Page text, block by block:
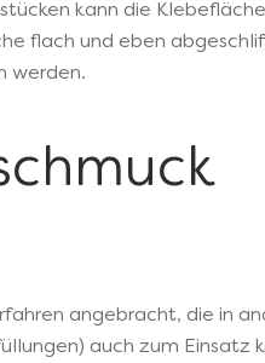
kann die
flach und eben
werden.
angebracht, die in
auch zum Einsatz